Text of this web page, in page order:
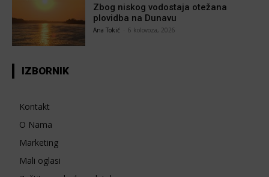
Zbog niskog vodostaja otežana
plovidba na Dunavu
Ana Tokić 6 kolovoza, 2026
IZBORNIK
Kontakt
O Nama
Marketing
Mali oglasi